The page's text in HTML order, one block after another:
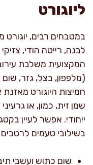
ליוגורט
במטבחים רבים,
לבנה, רייטה הודי,
המקצועית משלבת
(מלפפון, בצל, גזר,
חמיצות היוגורט
שמן זית, כמון, או גרעיני
ייחודי. אפשר לעיין
בשילובי טעמים לרטבים
שום כתוש ועשבי